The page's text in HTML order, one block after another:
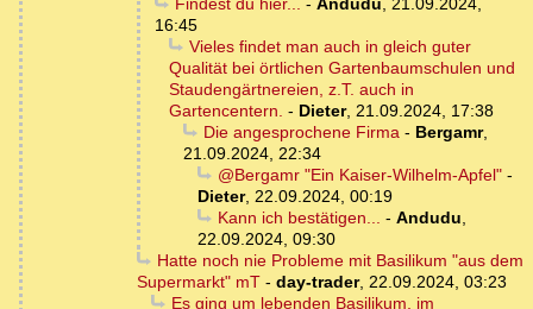
Findest du hier... - Andudu, 21.09.2024,
16:45
Vieles findet man auch in gleich guter
Qualität bei örtlichen Gartenbaumschulen und
Staudengärtnereien, z.T. auch in
Gartencentern. - Dieter, 21.09.2024, 17:38
Die angesprochene Firma- Bergamr,
21.09.2024, 22:34
@Bergamr "Ein Kaiser-Wilhelm-Apfel"-
Dieter, 22.09.2024, 00:19
Kann ich bestätigen... - Andudu,
22.09.2024, 09:30
Hatte noch nie Probleme mit Basilikum "aus dem
Supermarkt" mT - day-trader, 22.09.2024, 03:23
Es ging um lebenden Basilikum, im